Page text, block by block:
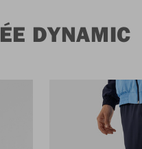
DYNAMIC